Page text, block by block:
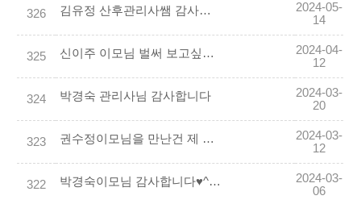
326 김유정 산후관리사쌤 감사합니다
2024-05-
14
325 신이주 이모님 벌써 보고싶어요♥감사했습니다!
2024-04-
12
324 박경숙 관리사님 감사합니다
2024-03-
20
323 권수정이모님을 만난건 제 인생에 큰 행운이었습니다
2024-03-
12
322 박경숙이모님 감사합니다♥^^♥
2024-03-
06